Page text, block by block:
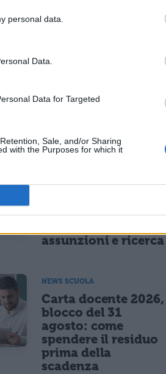
personal data.
Data.
Data for Targeted
Sale, and/or Sharing
with the Purposes for which it
Berlusconi.
Programma Rita
vincitori
assunzioni e ricerca
NEWS SCUOLA
Carta docente 2026,
blocco del 31
agosto: come
spendere il residuo
prima della
scadenza